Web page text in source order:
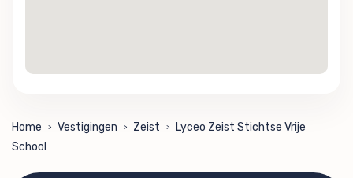
Home > Vestigingen > Zeist >
Lyceo Zeist Stichtse Vrije
School